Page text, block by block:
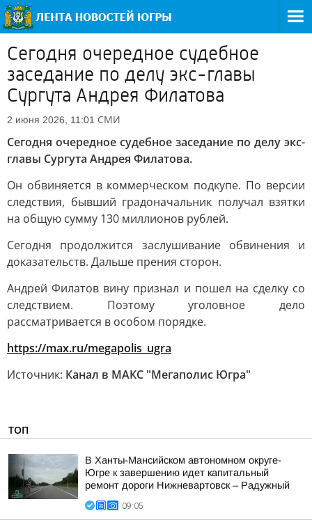
Сегодня очередное судебное
заседание по делу экс-главы
Сургута Андрея Филатова
2 июня 2026, 11:01 СМИ
Сегодня очередное судебное заседание по делу экс-
главы Сургута Андрея Филатова.
Он обвиняется в коммерческом подкупе. По версии
следствия, бывший градоначальник получал взятки
на общую сумму 130 миллионов рублей.
Сегодня продолжится заслушивание обвинения и
доказательств. Дальше прения сторон.
Андрей Филатов вину признал и пошел на сделку со
следствием. Поэтому уголовное дело
рассматривается в особом порядке.
https://max.ru/megapolis_ugra
Источник: Канал в МАКС "Мегаполис Югра"
ТОП
В Ханты-Мансийском автономном округе-
Югре к завершению идет капитальный
ремонт дороги Нижневартовск – Радужный
09:05